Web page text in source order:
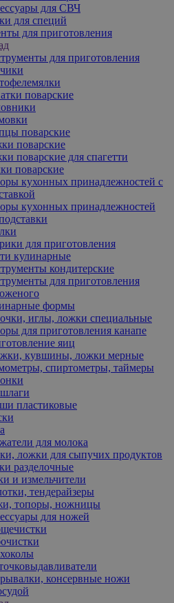
для СВЧ
для специй
для приготовления
для приготовления
поварские
поварские
поварские
поварские для спагетти
поварские
кухонных принадлежностей с
кухонных принадлежностей
для приготовления
кулинарные
кондитерские
для приготовления
формы
иглы, ложки специальные
для приготовления канапе
яиц
кувшины, ложки мерные
спиртометры, таймеры
пластиковые
для молока
ложки для сыпучих продуктов
разделочные
и измельчители
тендерайзеры
топоры, ножницы
для ножей
консервные ножи